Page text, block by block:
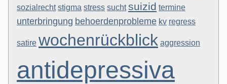
sozialrecht stigma stress sucht suizid termine
unterbringung behoerdenprobleme kv regress
satire wochenrückblick aggression
antidepressiva